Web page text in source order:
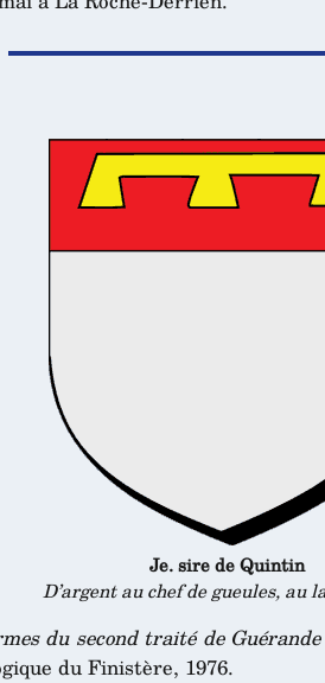
Je. sire de Quintin
D’argent au chef de gueules, au
du second traité de
du Finistère, 1976.